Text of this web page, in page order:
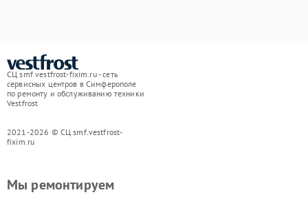
СЦ smf.vestfrost-fixim.ru - сеть
сервисных центров в Симферополе
по ремонту и обслуживанию техники
Vestfrost
2021-2026 © СЦ smf.vestfrost-
fixim.ru
Мы ремонтируем